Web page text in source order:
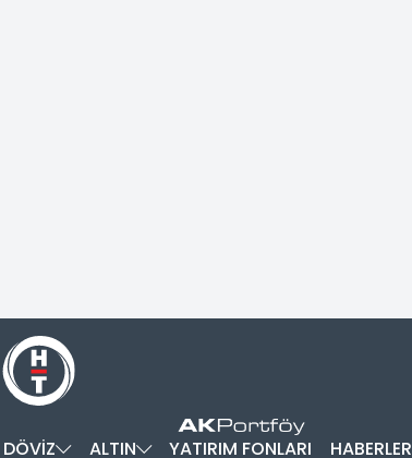
DÖVİZ ALTIN YATIRIM FONLARI HABERLER